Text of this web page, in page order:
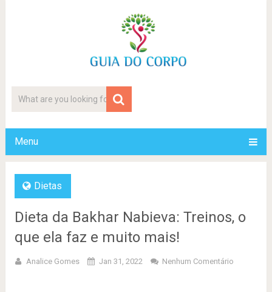
Menu
Dietas
Dieta da Bakhar Nabieva: Treinos, o
que ela faz e muito mais!
Analice Gomes Jan 31, 2022 Nenhum Comentário